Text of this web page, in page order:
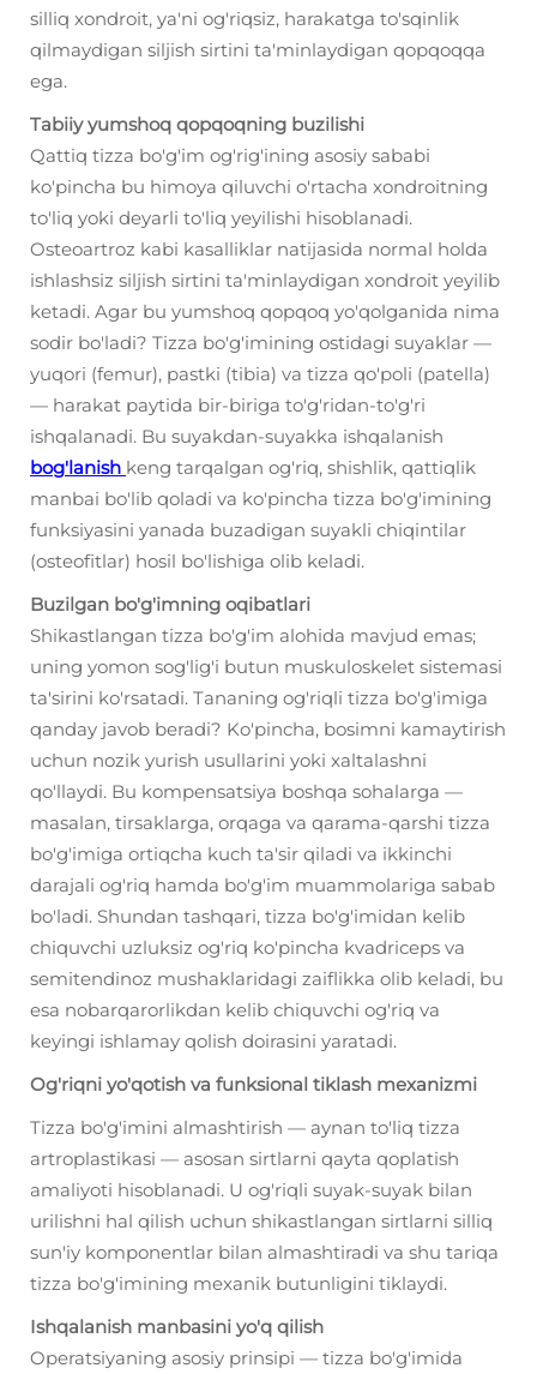
silliq xondroit, ya'ni og'riqsiz, harakatga to'sqinlik
qilmaydigan siljish sirtini ta'minlaydigan qopqoqqa
ega.
Tabiiy yumshoq qopqoqning buzilishi
Qattiq tizza bo'g'im og'rig'ining asosiy sababi
ko'pincha bu himoya qiluvchi o'rtacha xondroitning
to'liq yoki deyarli to'liq yeyilishi hisoblanadi.
Osteoartroz kabi kasalliklar natijasida normal holda
ishlashsiz siljish sirtini ta'minlaydigan xondroit yeyilib
ketadi. Agar bu yumshoq qopqoq yo'qolganida nima
sodir bo'ladi? Tizza bo'g'imining ostidagi suyaklar —
yuqori (femur), pastki (tibia) va tizza qo'poli (patella)
— harakat paytida bir-biriga to'g'ridan-to'g'ri
ishqalanadi. Bu suyakdan-suyakka ishqalanish
bog'lanish keng tarqalgan og'riq, shishlik, qattiqlik
manbai bo'lib qoladi va ko'pincha tizza bo'g'imining
funksiyasini yanada buzadigan suyakli chiqintilar
(osteofitlar) hosil bo'lishiga olib keladi.
Buzilgan bo'g'imning oqibatlari
Shikastlangan tizza bo'g'im alohida mavjud emas;
uning yomon sog'lig'i butun muskuloskelet sistemasi
ta'sirini ko'rsatadi. Tananing og'riqli tizza bo'g'imiga
qanday javob beradi? Ko'pincha, bosimni kamaytirish
uchun nozik yurish usullarini yoki xaltalashni
qo'llaydi. Bu kompensatsiya boshqa sohalarga —
masalan, tirsaklarga, orqaga va qarama-qarshi tizza
bo'g'imiga ortiqcha kuch ta'sir qiladi va ikkinchi
darajali og'riq hamda bo'g'im muammolariga sabab
bo'ladi. Shundan tashqari, tizza bo'g'imidan kelib
chiquvchi uzluksiz og'riq ko'pincha kvadriceps va
semitendinoz mushaklaridagi zaiflikka olib keladi, bu
esa nobarqarorlikdan kelib chiquvchi og'riq va
keyingi ishlamay qolish doirasini yaratadi.
Og'riqni yo'qotish va funksional tiklash mexanizmi
Tizza bo'g'imini almashtirish — aynan to'liq tizza
artroplastikasi — asosan sirtlarni qayta qoplatish
amaliyoti hisoblanadi. U og'riqli suyak-suyak bilan
urilishni hal qilish uchun shikastlangan sirtlarni silliq
sun'iy komponentlar bilan almashtiradi va shu tariqa
tizza bo'g'imining mexanik butunligini tiklaydi.
Ishqalanish manbasini yo'q qilish
Operatsiyaning asosiy prinsipi — tizza bo'g'imida